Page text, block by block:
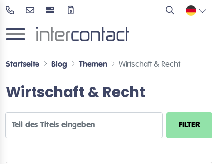
Startseite Blog Themen Wirtschaft & Recht
Wirtschaft & Recht
FILTER